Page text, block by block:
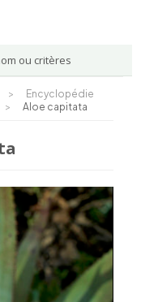
ou critères
>
Encyclopédie
> Aloe capitata